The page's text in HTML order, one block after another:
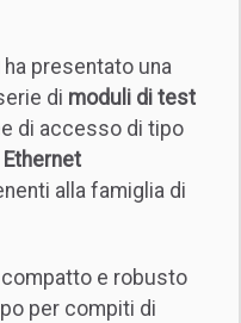
ha presentato una
di moduli di test
di accesso di tipo
alla famiglia di
compatto e robusto
per compiti di